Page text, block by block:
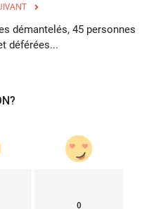
démantelés, 45 personnes
déférées...
0